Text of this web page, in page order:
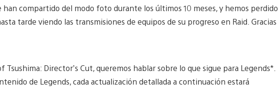
han compartido del modo foto durante los últimos 10 meses, y hemos perdido
tarde viendo las transmisiones de equipos de su progreso en Raid. Gracias
Tsushima: Director’s Cut, queremos hablar sobre lo que sigue para Legends*.
de Legends, cada actualización detallada a continuación estará